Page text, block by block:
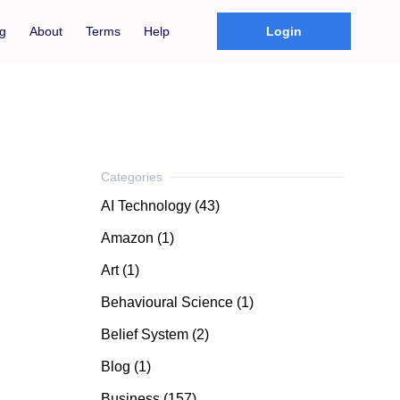
About Terms Help Login
AI Technology (43)
Amazon (1)
Art (1)
Behavioural Science (1)
Belief System (2)
Blog (1)